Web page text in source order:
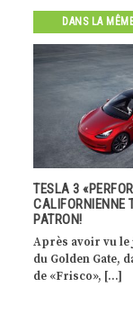
DANS LA
ID. BUZZ, UNE
AUX TOUCHES
L’iconique Combi
fait peau neuve
nouveau van